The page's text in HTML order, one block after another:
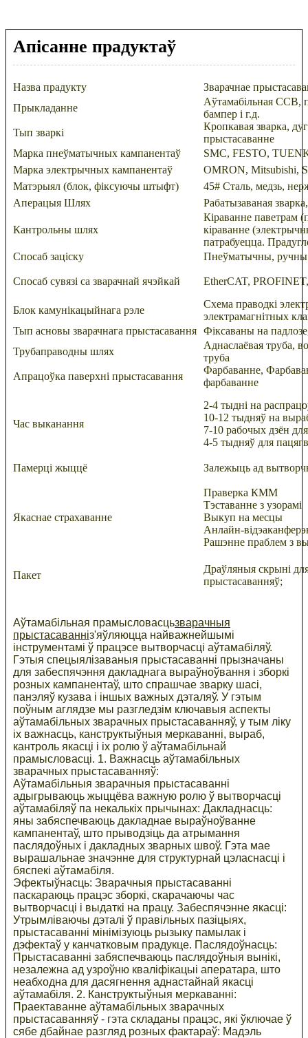
Апісанне прадуктаў
Назва прадукту
Зварачнае
Прыкладанне
Аўтамабільная CCB,
бампер і г.д.
Тып зваркі
Кропкавая зварка,
прыстасаванне
Марка пнеўматычных кампанентаў
SMC, FESTO,
Марка электрычных кампанентаў
OMRON, Mitsubishi,
Матэрыял (блок, фіксуючы штыфт)
45# Сталь, медзь,
Аперацыя Шлях
Рабатызаваная
Кантрольны шлях
Кіраванне паветрам
кіраванне
патрабуецца.
Спосаб заціску
Пнеўматычны, ручны
Спосаб сувязі са зварачнай ячэйкай EtherCAT,
Блок камунікацыйнага рэле
Схема праводкі
электрамагнітных
Тып асновы зварачнага прыстасавання Фіксаваны на
Трубаправодны шлях
Аднаслаёвая труба,
труба
Апрацоўка паверхні прыстасавання
Фарбаванне,
фарбаванне
Час выканання
2-4 тыдні на
10-12 тыдняў на
7-10 рабочых дзён
4-5 тыдняў для
Памерці жыццё Залежыць ад
Якаснае страхаванне
Праверка КММ
Тэставанне з узорамі
Выкуп на месцы
Анлайн-
Рашэнне праблем з
Пакет
Драўляныя скрыні
прыстасаванняў;
Аўтамабільная прамысловасцьзварачныя
прыстасаванніз'яўляюцца найважнейшымі
інструментамі ў працэсе вытворчасці аўтамабіляў.
Гэтыя спецыялізаваныя прыстасаванні прызначаны
для забеспячэння дакладнага выраўноўвання і зборкі
розных кампанентаў, што спрашчае зварку шасі,
панэляў кузава і іншых важных дэталяў. У гэтым
поўным аглядзе мы разгледзім ключавыя аспекты
аўтамабільных зварачных прыстасаванняў, у тым ліку
іх важнасць, канструктыўныя меркаванні, выраб,
кантроль якасці і іх ролю ў аўтамабільнай
прамысловасці. 1. Важнасць аўтамабільных
зварачных прыстасаванняў:
Аўтамабільныя зварачныя прыстасаванні
адыгрываюць жыццёва важную ролю ў вытворчасці
аўтамабіляў па некалькіх прычынах: Дакладнасць:
яны забяспечваюць дакладнае выраўноўванне
кампанентаў, што прыводзіць да атрымання
паслядоўных і дакладных зварных швоў. Гэта мае
вырашальнае значэнне для структурнай цэласнасці і
бяспекі аўтамабіля.
Эфектыўнасць: Зварачныя прыстасаванні
паскараюць працэс зборкі, скарачаючы час
вытворчасці і выдаткі на працу. Забеспячэнне якасці:
Утрымліваючы дэталі ў правільных пазіцыях,
прыстасаванні мінімізуюць рызыку памылак і
дэфектаў у канчатковым прадукце. Паслядоўнасць:
Прыстасаванні забяспечваюць паслядоўныя вынікі,
незалежна ад узроўню кваліфікацыі аператара, што
неабходна для дасягнення аднастайнай якасці
аўтамабіля. 2. Канструктыўныя меркаванні:
Праектаванне аўтамабільных зварачных
прыстасаванняў - гэта складаны працэс, які ўключае ў
сябе дбайнае разгляд розных фактараў: Мадэль